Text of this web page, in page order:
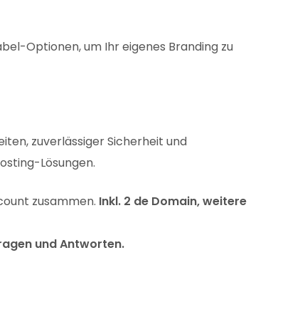
Optionen, um Ihr eigenes Branding zu
zuverlässiger Sicherheit und
Lösungen.
zusammen. Inkl. 2 de Domain, weitere
und Antworten.